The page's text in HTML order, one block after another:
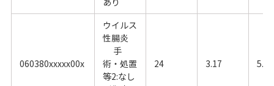
060380xxxxx00x
ウイルス
性腸炎
手
術・処置
等2:なし
24 3.17 5.86